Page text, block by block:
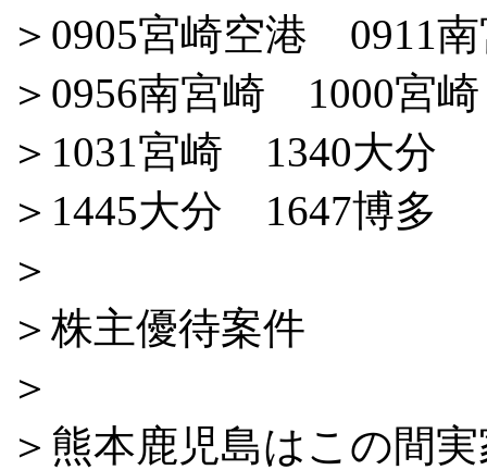
＞0905宮崎空港 0911
＞0956南宮崎 1000宮崎
＞1031宮崎 1340大分
＞1445大分 1647博多
＞
＞株主優待案件
＞
＞熊本鹿児島はこの間